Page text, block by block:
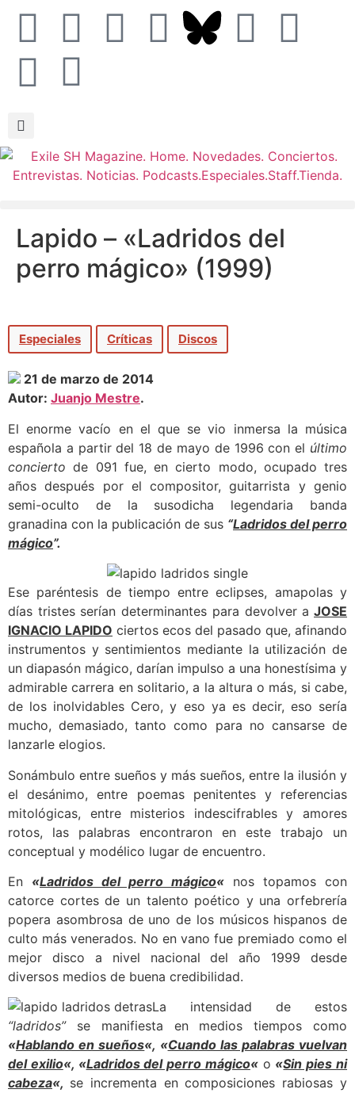
Lapido – «Ladridos del
perro mágico» (1999)
Especiales Críticas Discos
21 de marzo de 2014
Autor: Juanjo Mestre.
El enorme vacío en el que se vio inmersa la música
española a partir del 18 de mayo de 1996 con el último
concierto de 091 fue, en cierto modo, ocupado tres
años después por el compositor, guitarrista y genio
semi-oculto de la susodicha legendaria banda
granadina con la publicación de sus “Ladridos del perro
mágico”.
Ese paréntesis de tiempo entre eclipses, amapolas y
días tristes serían determinantes para devolver a JOSE
IGNACIO LAPIDO ciertos ecos del pasado que, afinando
instrumentos y sentimientos mediante la utilización de
un diapasón mágico, darían impulso a una honestísima y
admirable carrera en solitario, a la altura o más, si cabe,
de los inolvidables Cero, y eso ya es decir, eso sería
mucho, demasiado, tanto como para no cansarse de
lanzarle elogios.
Sonámbulo entre sueños y más sueños, entre la ilusión y
el desánimo, entre poemas penitentes y referencias
mitológicas, entre misterios indescifrables y amores
rotos, las palabras encontraron en este trabajo un
conceptual y modélico lugar de encuentro.
En «Ladridos del perro mágico« nos topamos con
catorce cortes de un talento poético y una orfebrería
popera asombrosa de uno de los músicos hispanos de
culto más venerados. No en vano fue premiado como el
mejor disco a nivel nacional del año 1999 desde
diversos medios de buena credibilidad.
La intensidad de estos
“ladridos” se manifiesta en medios tiempos como
«Hablando en sueños«, «Cuando las palabras vuelvan
del exilio«, «Ladridos del perro mágico«o «Sin pies ni
cabeza«, se incrementa en composiciones rabiosas y